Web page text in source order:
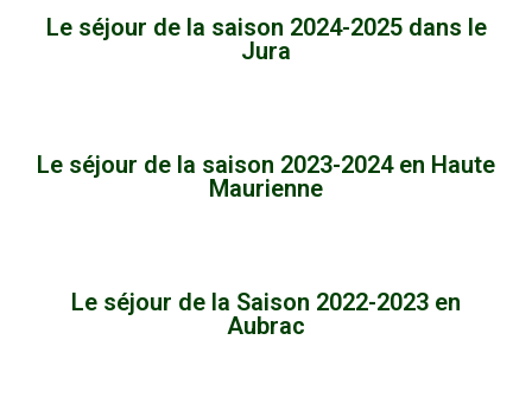
Le séjour de la saison 2024-2025 dans le
Jura
Le séjour de la saison 2023-2024 en Haute
Maurienne
Le séjour de la Saison 2022-2023 en
Aubrac